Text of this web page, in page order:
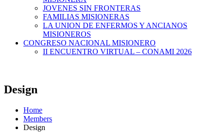
JOVENES SIN FRONTERAS
FAMILIAS MISIONERAS
LA UNION DE ENFERMOS Y ANCIANOS
MISIONEROS
CONGRESO NACIONAL MISIONERO
II ENCUENTRO VIRTUAL – CONAMI 2026
Design
Home
Members
Design